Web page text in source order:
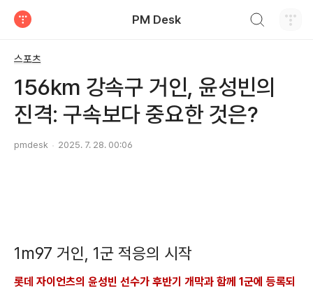
PM Desk
스포츠
156km 강속구 거인, 윤성빈의
진격: 구속보다 중요한 것은?
pmdesk 2025. 7. 28. 00:06
1m97 거인, 1군 적응의 시작
롯데 자이언츠의 윤성빈 선수가 후반기 개막과 함께 1군에 등록되